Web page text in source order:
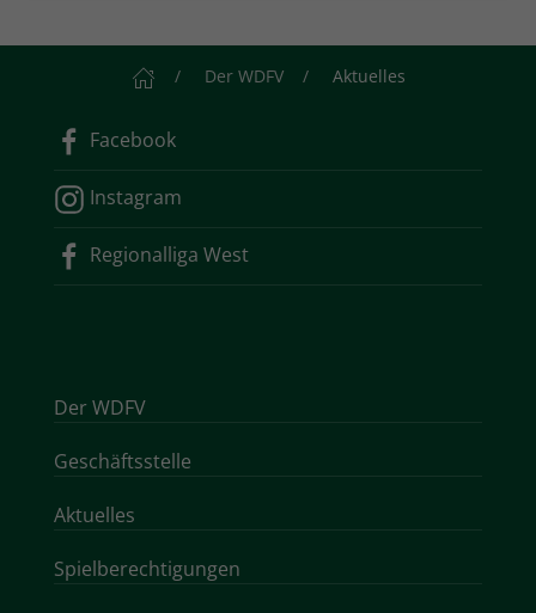
StartseiteDer WDFV Aktuelles
Facebook
Instagram
Regionalliga West
Der WDFV
Geschäftsstelle
Aktuelles
Spielberechtigungen